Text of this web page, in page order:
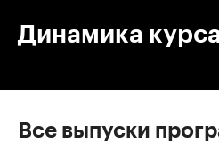
Динамика
Все выпуски